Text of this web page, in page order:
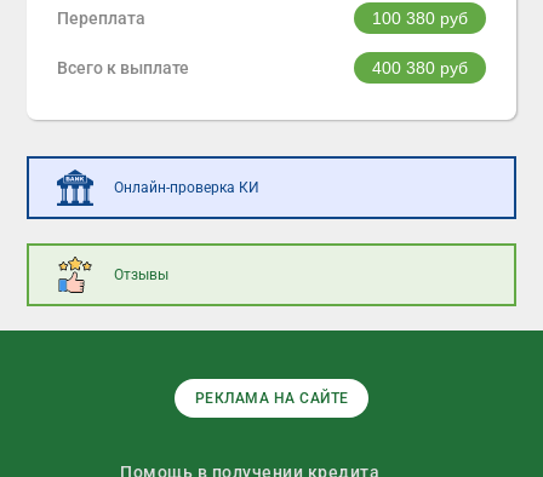
Переплата 100 380руб
Всего к выплате 400 380руб
Онлайн-проверка КИ
Отзывы
РЕКЛАМА НА САЙТЕ
Помощь в получении кредита